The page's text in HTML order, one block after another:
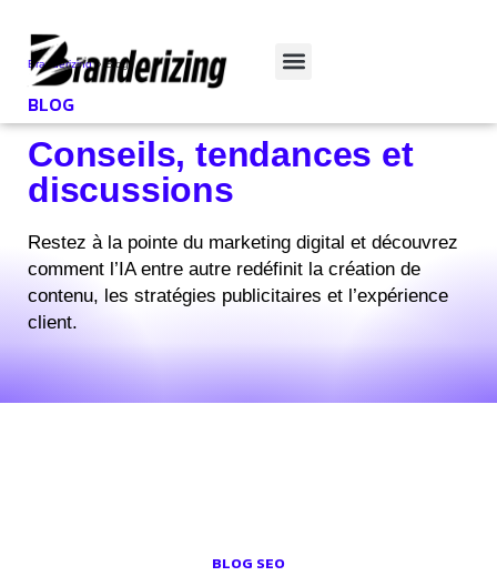
Branderizing»Blog
BLOG
Conseils, tendances et
discussions
Restez à la pointe du marketing digital et découvrez
comment l’IA entre autre redéfinit la création de
contenu, les stratégies publicitaires et l’expérience
client.
BLOG SEO